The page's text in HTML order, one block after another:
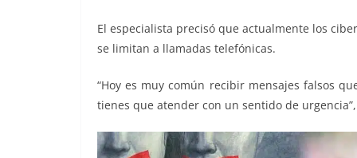
El especialista precisó que actualmente los
se limitan a llamadas telefónicas.
“Hoy es muy común recibir mensajes falsos
tienes que atender con un sentido de